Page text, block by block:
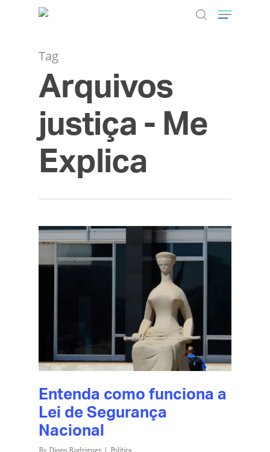
Hit enter to search or ESC to close
Tag
Arquivos
justiça - Me
Explica
Entenda como funciona a
Lei de Segurança
Nacional
By Diogo Rodriguez Política